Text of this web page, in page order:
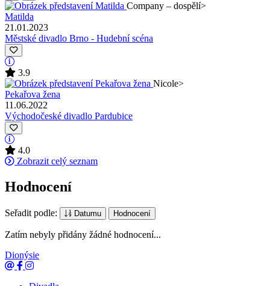
Company – dospělí>
Matilda
21.01.2023
Městské divadlo Brno - Hudební scéna
3.9
Nicole>
Pekařova žena
11.06.2022
Východočeské divadlo Pardubice
4.0
Zobrazit celý seznam
Hodnocení
Seřadit podle: Datumu Hodnocení
Zatím nebyly přidány žádné hodnocení...
Dionýsie